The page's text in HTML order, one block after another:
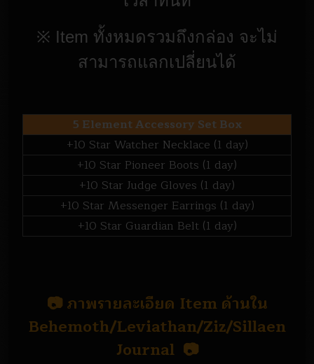
※ Item ทั้งหมดรวมถึงกล่อง จะไม่
สามารถแลกเปลี่ยนได้
5 Element Accessory Set Box
+10 Star Watcher Necklace (1 day)
+10 Star Pioneer Boots (1 day)
+10 Star Judge Gloves (1 day)
+10 Star Messenger Earrings (1 day)
+10 Star Guardian Belt (1 day)
📷 ภาพรายละเอียด Item ด้านใน
Behemoth/Leviathan/Ziz/Sillaen
Journal 📷